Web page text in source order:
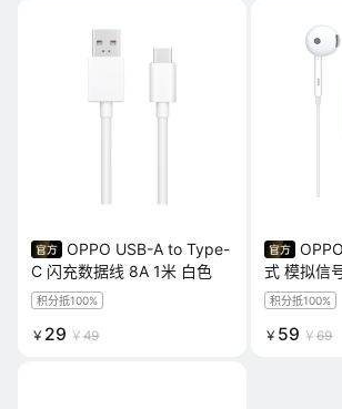
OPPO USB-A to Type-
C 闪充数据线 8A 1米 白色
积分抵100%
￥ 29 ￥ 49
式 模拟信
积分抵100%
￥ 59 ￥ 69